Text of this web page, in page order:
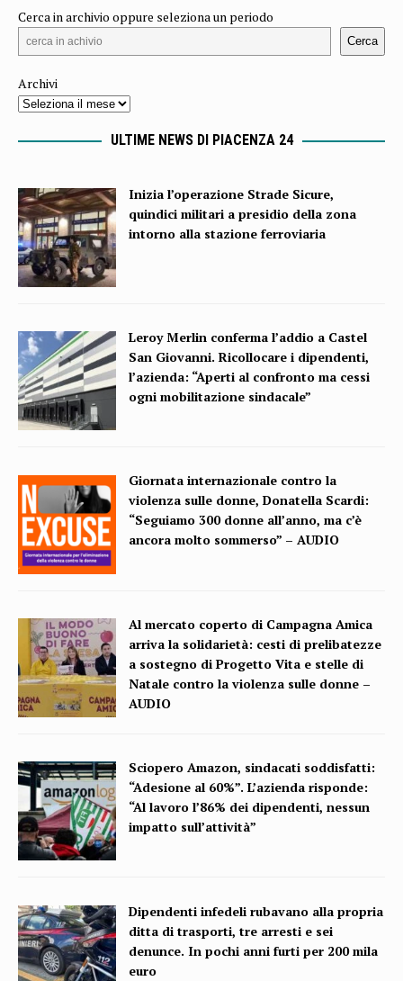
Cerca in archivio oppure seleziona un periodo
Cerca
Archivi
ULTIME NEWS DI PIACENZA 24
Inizia l’operazione Strade Sicure,
quindici militari a presidio della zona
intorno alla stazione ferroviaria
Leroy Merlin conferma l’addio a Castel
San Giovanni. Ricollocare i dipendenti,
l’azienda: “Aperti al confronto ma cessi
ogni mobilitazione sindacale”
Giornata internazionale contro la
violenza sulle donne, Donatella Scardi:
“Seguiamo 300 donne all’anno, ma c’è
ancora molto sommerso” – AUDIO
Al mercato coperto di Campagna Amica
arriva la solidarietà: cesti di prelibatezze
a sostegno di Progetto Vita e stelle di
Natale contro la violenza sulle donne –
AUDIO
Sciopero Amazon, sindacati soddisfatti:
“Adesione al 60%”. L’azienda risponde:
“Al lavoro l’86% dei dipendenti, nessun
impatto sull’attività”
Dipendenti infedeli rubavano alla propria
ditta di trasporti, tre arresti e sei
denunce. In pochi anni furti per 200 mila
euro